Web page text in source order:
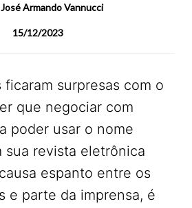
José Armando Vannucci
15/12/2023
ficaram surpresas com o
que negociar com
poder usar o nome
sua revista eletrônica
espanto entre os
e parte da imprensa, é